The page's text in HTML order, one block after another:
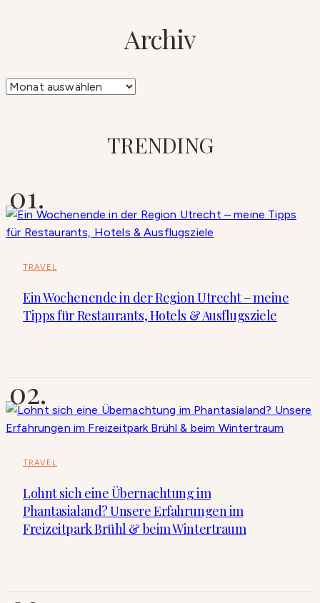
Archiv
Archiv
TRENDING
TRAVEL
Ein Wochenende in der Region Utrecht – meine
Tipps für Restaurants, Hotels & Ausflugsziele
TRAVEL
Lohnt sich eine Übernachtung im
Phantasialand? Unsere Erfahrungen im
Freizeitpark Brühl & beim Wintertraum